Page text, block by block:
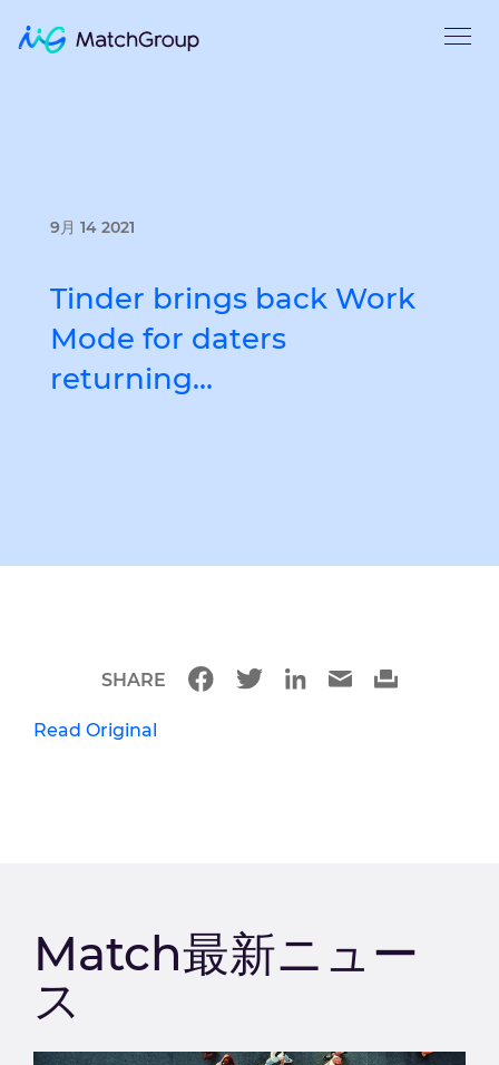
9月 14 2021
Tinder brings back Work
Mode for daters
returning…
Read Original
SHARE
Match最新ニュー
ス